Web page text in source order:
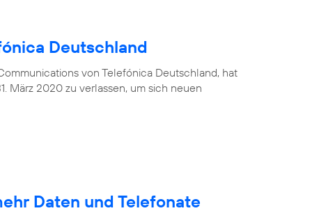
Deutschland
von Telefónica Deutschland, hat
März 2020 zu verlassen, um sich neuen
Daten und Telefonate